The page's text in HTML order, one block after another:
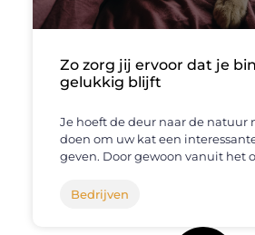
Zo zorg jij ervoor dat je
gelukkig blijft
Je hoeft de deur naar de natuur
doen om uw kat een
geven. Door gewoon vanuit het
Bedrijven